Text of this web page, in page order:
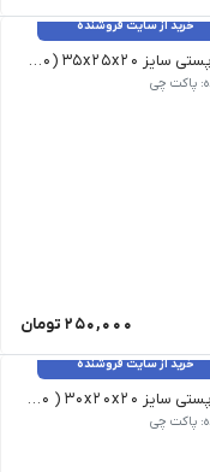
خرید از سایت فروشنده
کارتن پستی سایز 35x25x20 (20 عدد)
پاکت چی
250,000 تومان
خرید از سایت فروشنده
کارتن پستی سایز 30x20x20 ( 20 عدد )
پاکت چی